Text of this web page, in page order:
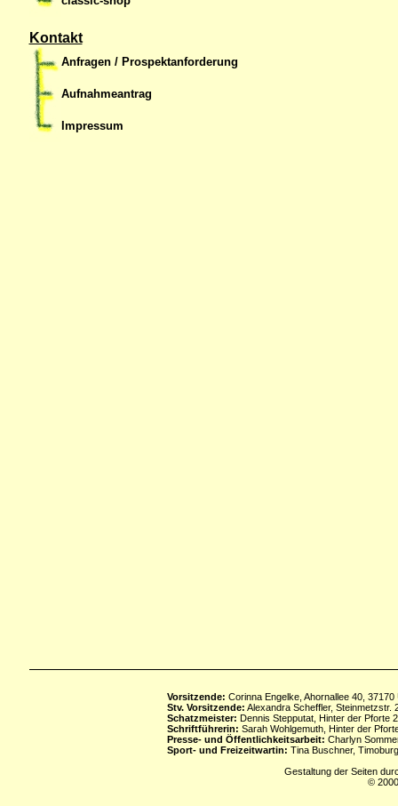
Kontakt
Anfragen / Prospektanforderung
Aufnahmeantrag
Impressum
Vorsitzende: Corinna Engelke, Ahornallee 40,
Stv. Vorsitzende: Alexandra Scheffler, Steinmetzstr.
Schatzmeister: Dennis Stepputat, Hinter der Pforte
Schriftführerin: Sarah Wohlgemuth, Hinter der
Presse- und Öffentlichkeitsarbeit: Charlyn
Sport- und Freizeitwartin: Tina Buschner,
Gestaltung der Seiten
©